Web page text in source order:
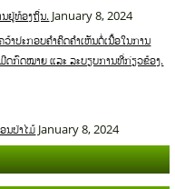
ຢູ່ທ້ອງຖິ່ນ. January 8, 2024
າປະກອບຄໍາຄິດຄໍາເຫັນຕໍ່ເນື້ອໃນການ
ດກົດໝາຍ ແລະ ລະບຽບການທີ່ກ່ຽວຂ້ອງ.
ນປ່າໄມ້ January 8, 2024